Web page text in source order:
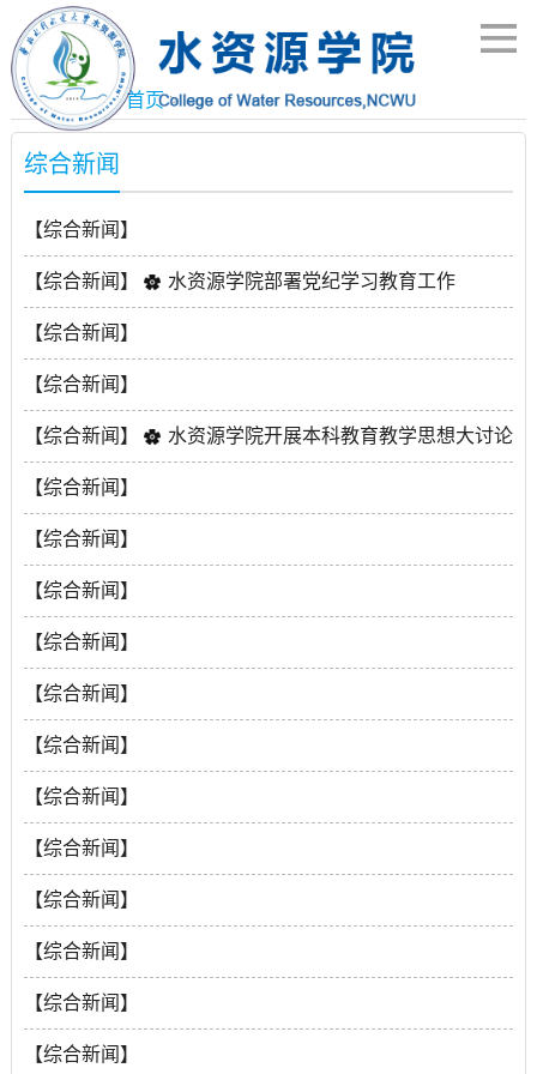
当前位置：首页>
综合新闻
【综合新闻】
水资源学院召开2024届毕业生就业工作推进会
【综合新闻】 水资源学院部署党纪学习教育工作
【综合新闻】
水资源学院开展“弘扬践行教育家精神”师德师风主题教
育活动
【综合新闻】
水资源学院本科教育教学思想大讨论成果汇报交流会
【综合新闻】 水资源学院开展本科教育教学思想大讨论
【综合新闻】
南非西开普大学徐永新教授一行到校交流座谈
【综合新闻】
水资源学院举办“吉林省水利科学研究院人才培养计划”
培训班
【综合新闻】
华北水利水电大学水资源学院2024年博士招聘启事
【综合新闻】
华北水利水电大学水文与水资源工程国内一流专业建设
方案论证会
【综合新闻】
水资源学院召开本科教育教学审核评估迎评工作会议
【综合新闻】
水资源学院党委组织党支部开展“新一轮本科教育教学
审核评估”知识学习培训活动
【综合新闻】
水资源学院召开新学期全体教职工大会暨本科教育教学
审核评估工作推进会
【综合新闻】
水资源学院召开2024年度校级教育教学改革研究与实践
项目遴选推荐会议
【综合新闻】
欢声笑语迎新春，龙行龘龘闹新年——水资源学院举办
新春趣味活动
【综合新闻】
水资源学院召开安全稳定工作专题会暨消防安全隐患排
查
【综合新闻】
水资源学院召开本科教育教学审核评估工作推进会
【综合新闻】